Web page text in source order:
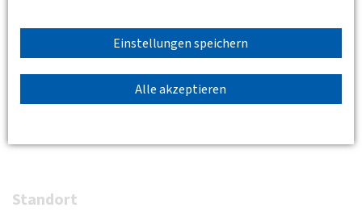
Einstellungen speichern
Alle akzeptieren
Fasanenstraße 85 / 10623 Berlin / „Kleiner Vortragssaal“
Standort